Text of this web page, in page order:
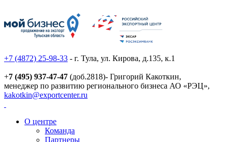
+7 (4872) 25-98-33 - г. Тула, ул. Кирова, д.135, к.1
+7 (495) 937-47-47 (доб.2818)- Григорий Какоткин,
менеджер по развитию регионального бизнеса АО «РЭЦ»,
kakotkin@exportcenter.ru
О центре
Команда
Партнеры